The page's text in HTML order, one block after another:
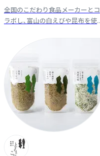
全国のこだわり食品メーカーとコ
ラボし、富山の白えびや昆布を使